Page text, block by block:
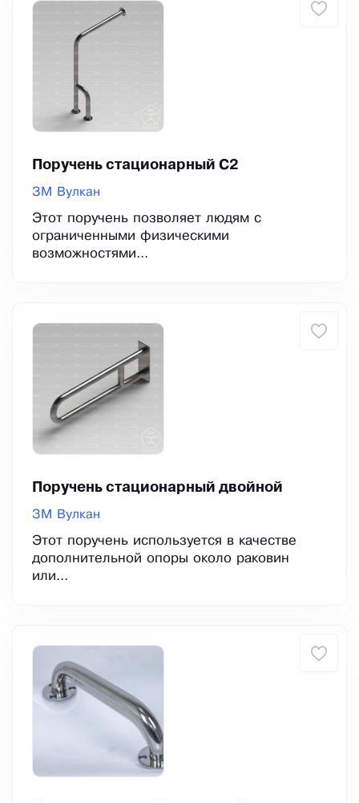
Поручень стационарный С2
ЗМ Вулкан
Этот поручень позволяет людям с
ограниченными физическими
возможностями...
Поручень стационарный двойной
ЗМ Вулкан
Этот поручень используется в качестве
дополнительной опоры около раковин
или...